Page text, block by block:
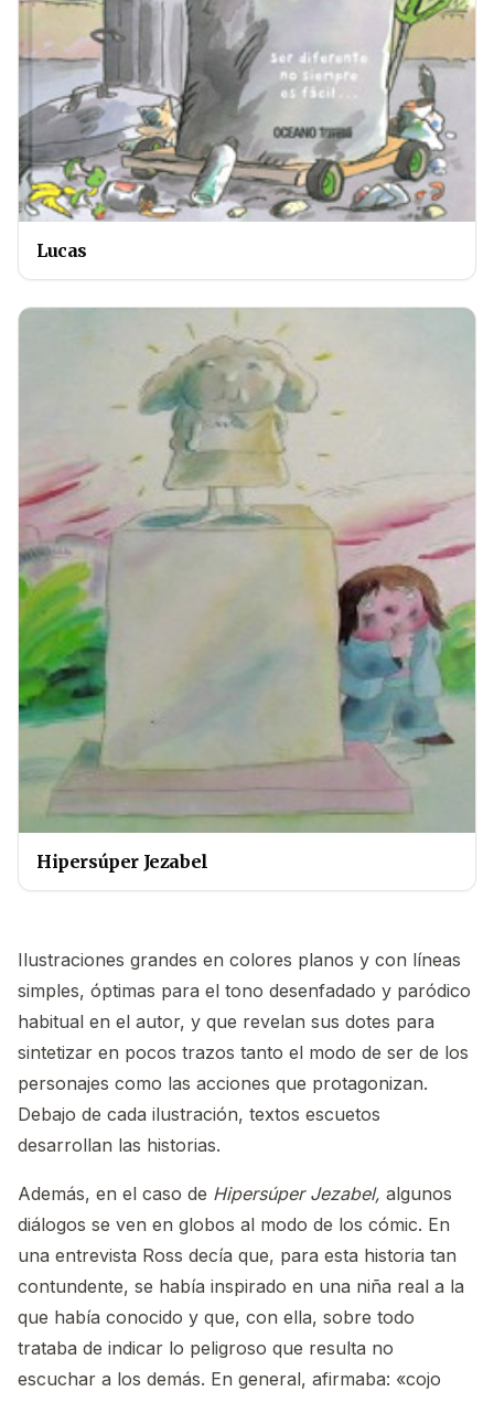
Lucas
Hipersúper Jezabel
Ilustraciones grandes en colores planos y con líneas
simples, óptimas para el tono desenfadado y paródico
habitual en el autor, y que revelan sus dotes para
sintetizar en pocos trazos tanto el modo de ser de los
personajes como las acciones que protagonizan.
Debajo de cada ilustración, textos escuetos
desarrollan las historias.
Además, en el caso de Hipersúper Jezabel, algunos
diálogos se ven en globos al modo de los cómic. En
una entrevista Ross decía que, para esta historia tan
contundente, se había inspirado en una niña real a la
que había conocido y que, con ella, sobre todo
trataba de indicar lo peligroso que resulta no
escuchar a los demás. En general, afirmaba: «cojo